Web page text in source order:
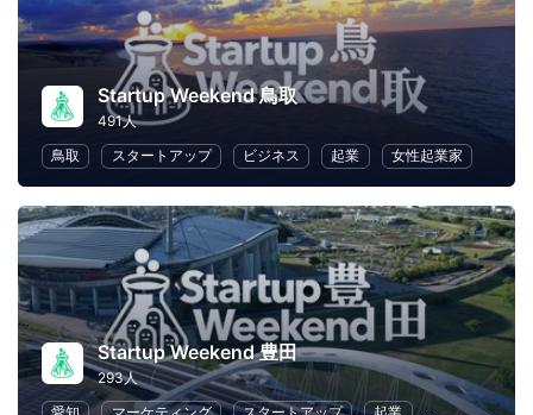
Startup Weekend 鳥取
491人
鳥取
スタートアップ ビジネス 起業 女性起業家
Startup Weekend 豊田
293人